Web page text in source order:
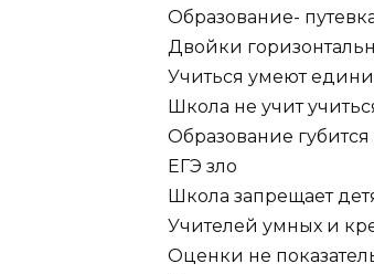
Образование-
Двойки
Учиться умеют
Школа не учит
Образование губится
ЕГЭ зло
Школа запрещает
Учителей умных и
Оценки не